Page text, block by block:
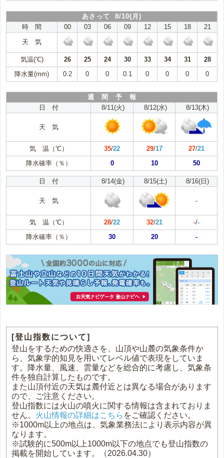
あさって 8/10(月)
時 間
00 03 06 09 12 15 18
21
天 気
気温(℃) 26 25 24 30 33 34 31
28
降水量(mm)
0.2 0 0 0.1 0 0 0 0
週 間 予 報
日 付
8/11(火) 8/12(水) 8/13(木)
天 気
気 温（℃） 35/22 29/17 27/21
降水確率（％）
0 10 50
日 付 8/14(金) 8/15(土) 8/16(日)
天 気 -
気 温（℃） 28/22 32/21 -/-
降水確率（％）
30 20 -
[登山指数について]
登山をするための快適さを、山頂や山麓の気象条件か
ら、気象学的知見を用いてレベル値で表現をしていま
す。降水量、風速、雲量などを総合的に考慮し、気象条
件を独自計算したものです。
また山頂付近の天気は麓付近とは異なる場合があります
ので、ご注意ください。
登山指数には火山の噴火に関する情報は含まれておりま
せん。 火山情報の詳細はこちら をご確認ください。
※1000m以上の地点は、気象業務法により表示内容が異
なります。
※試験的に500m以上1000m以下の地点でも登山指数の
掲載を開始しています。（2026.04.30）